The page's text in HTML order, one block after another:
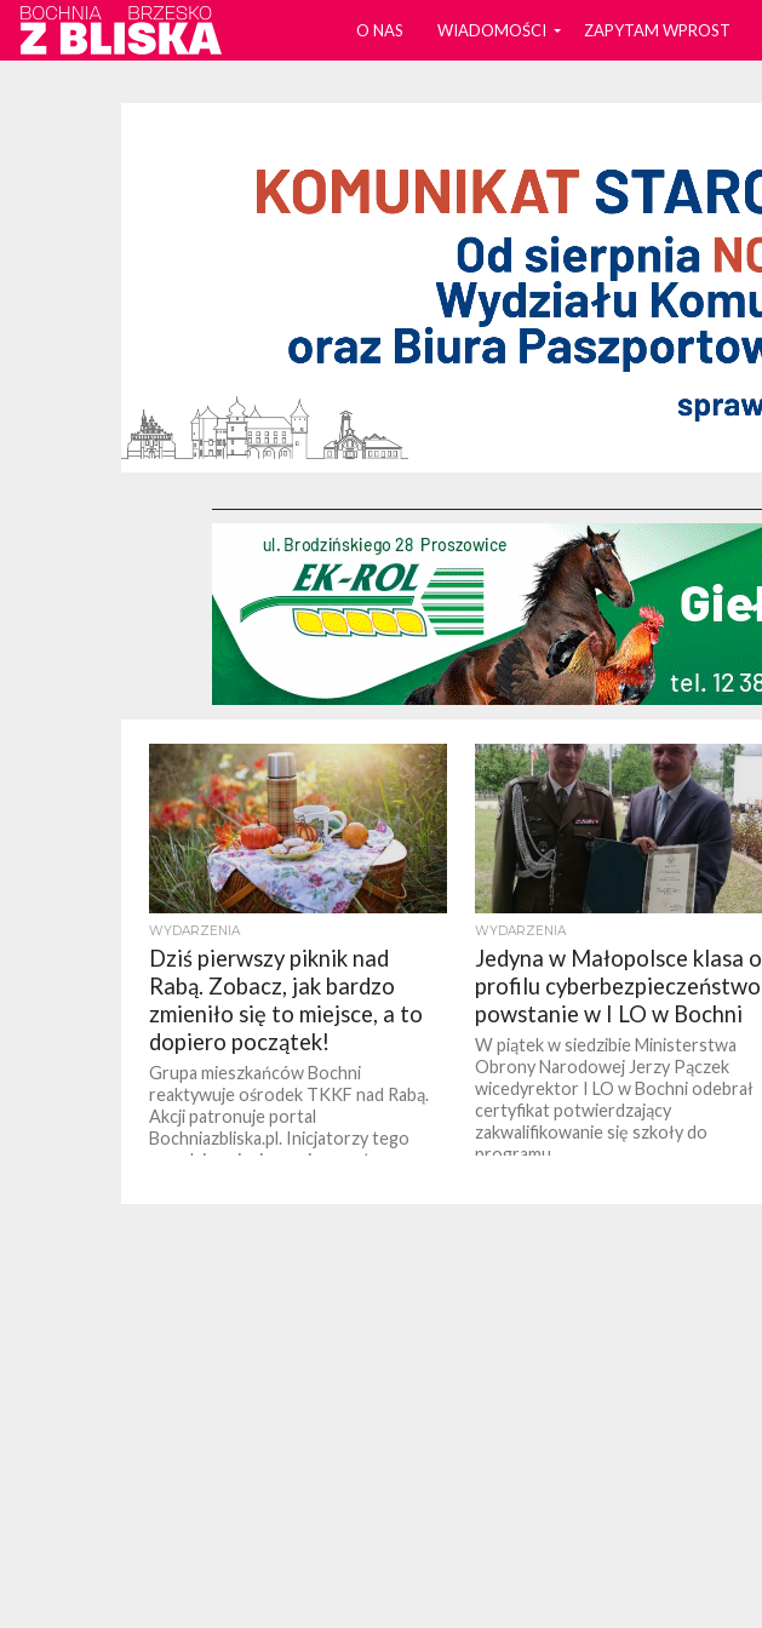
O NAS WIADOMOŚCI ZAPYTAM WPROST
WYDARZENIA
Dziś pierwszy piknik nad
Rabą. Zobacz, jak bardzo
zmieniło się to miejsce, a to
dopiero początek!
Grupa mieszkańców Bochni
reaktywuje ośrodek TKKF nad Rabą.
Akcji patronuje portal
Bochniazbliska.pl. Inicjatorzy tego
przedsięwzięcia swoim zapałem
WYDARZENIA
Jedyna w Małopolsce klasa o
profilu cyberbezpieczeństwo
powstanie w I LO w Bochni
W piątek w siedzibie Ministerstwa
Obrony Narodowej Jerzy Pączek
wicedyrektor I LO w Bochni odebrał
certyfikat potwierdzający
zakwalifikowanie się szkoły do
programu...